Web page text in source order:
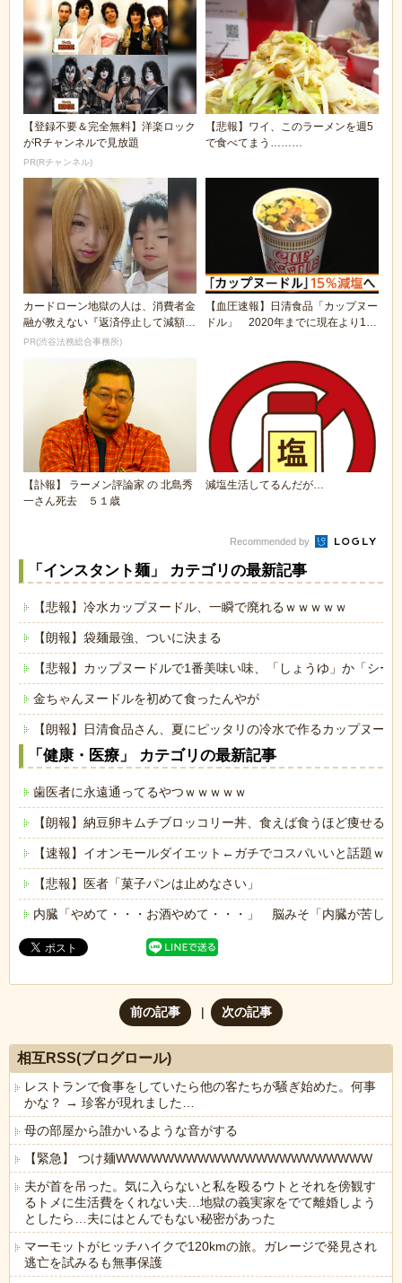
【登録不要＆完全無料】洋楽ロック
がRチャンネルで見放題
PR(Rチャンネル)
【悲報】ワイ、このラーメンを週5
で食べてまう………
カードローン地獄の人は、消費者金
融が教えない『返済停止して減額・
免除する方法』で...
PR(渋谷法務総合事務所)
【血圧速報】日清食品「カップヌー
ドル」 2020年までに現在より1
【訃報】 ラーメン評論家 の 北島秀
一さん死去 ５１歳
減塩生活してるんだが…
Recommended by
「インスタント麺」 カテゴリの最新記事
【悲報】冷水カップヌードル、一瞬で廃れるｗｗｗｗｗ
【朗報】袋麺最強、ついに決まる
【悲報】カップヌードルで1番美味い味、「しょうゆ」か「シ
金ちゃんヌードルを初めて食ったんやが
【朗報】日清食品さん、夏にピッタリの冷水で作るカップヌード
「健康・医療」 カテゴリの最新記事
歯医者に永遠通ってるやつｗｗｗｗｗ
【朗報】納豆卵キムチブロッコリー丼、食えば食うほど痩せる
【速報】イオンモールダイエット←ガチでコスパいいと話題ｗｗ
【悲報】医者「菓子パンは止めなさい」
内臓「やめて・・・お酒やめて・・・」 脳みそ「内臓が苦しが
前の記事 次の記事
相互RSS(ブログロール)
レストランで食事をしていたら他の客たちが騒ぎ始めた。何事
かな？ → 珍客が現れました…
母の部屋から誰かいるような音がする
【緊急】 つけ麺WWWWWWWWWWWWWWWWWWWWWW
夫が首を吊った。気に入らないと私を殴るウトとそれを傍観す
るトメに生活費をくれない夫…地獄の義実家をでて離婚しよう
としたら…夫にはとんでもない秘密があった
マーモットがヒッチハイクで120kmの旅。ガレージで発見され
逃亡を試みるも無事保護